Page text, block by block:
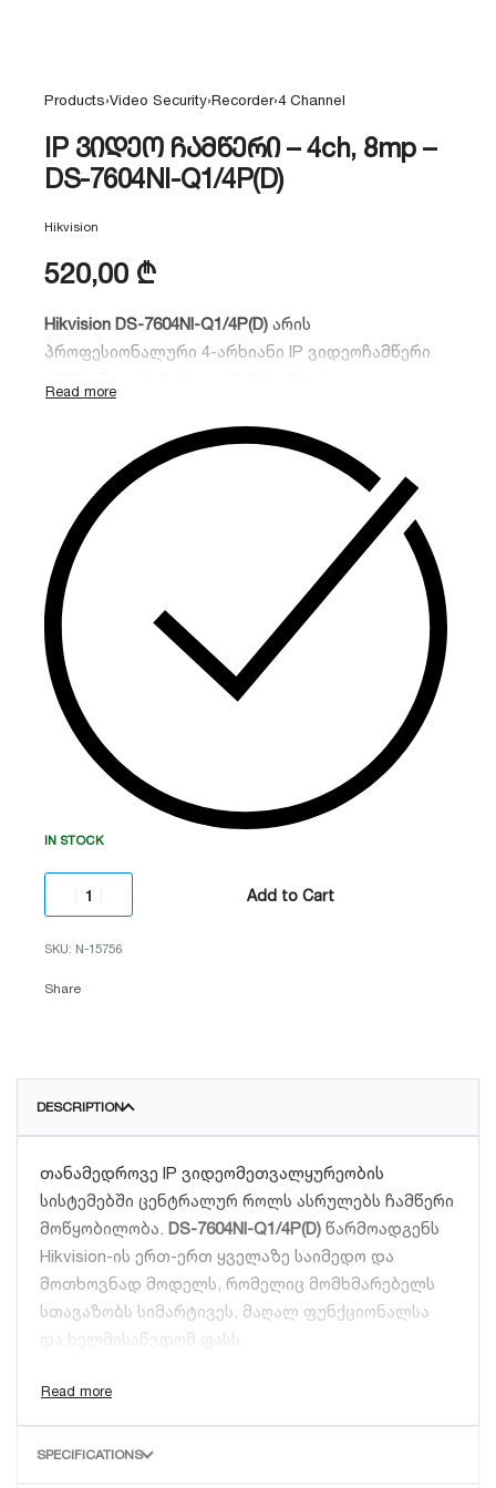
Products›Video Security›Recorder›4 Channel
IP ვიდეო ჩამწერი – 4ch, 8mp –
DS-7604NI-Q1/4P(D)
Hikvision
520,00 ₾
Hikvision DS-7604NI-Q1/4P(D) არის
პროფესიონალური 4-არხიანი IP ვიდეოჩამწერი
H.265+ კომპრესიის მხარდაჭერა, რაც
უზრუნველყოფს უმაღლესი ხარისხის ჩაწერას
მყარ დისკზე მინიმალური სივრცის დაკავებით.
იდეალური გადაწყვეტილებაა სახლისა და
ოფისის უსაფრთხოებისთვის.
IN STOCK
Add to Cart
N-15756
Share
DESCRIPTION
თანამედროვე IP ვიდეომეთვალყურეობის
სისტემებში ცენტრალურ როლს ასრულებს ჩამწერი
მოწყობილობა. DS-7604NI-Q1/4P(D) წარმოადგენს
Hikvision-ის ერთ-ერთ ყველაზე საიმედო და
მოთხოვნად მოდელს, რომელიც მომხმარებელს
სთავაზობს სიმარტივეს, მაღალ ფუნქციონალსა
და ხელმისაწვდომ ფასს.
ინტეგრირებული 4 PoE პორტი (Plug &
SPECIFICATIONS